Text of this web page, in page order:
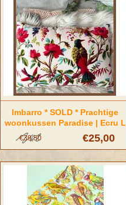
Imbarro * SOLD * Prachtige
woonkussen Paradise | Ecru L
€25,00
€39,50